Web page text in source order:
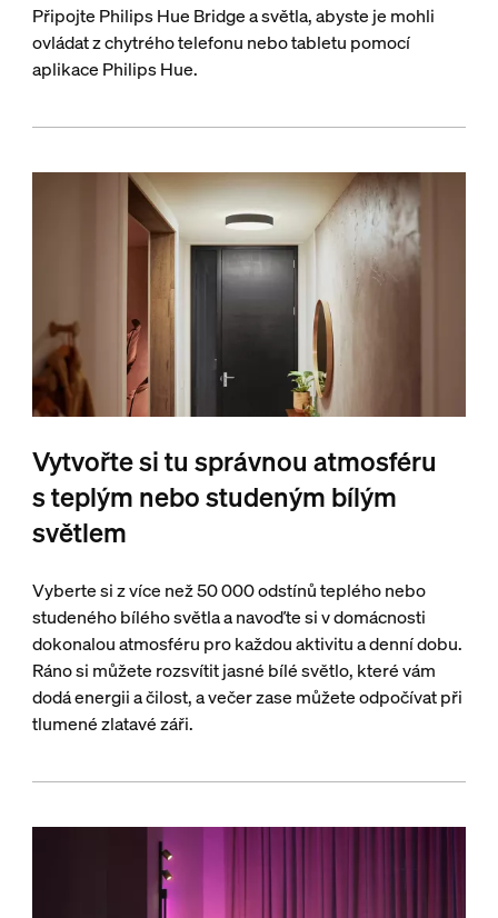
Připojte Philips Hue Bridge a světla, abyste je mohli
ovládat z chytrého telefonu nebo tabletu pomocí
aplikace Philips Hue.
Vytvořte si tu správnou atmosféru
s teplým nebo studeným bílým
světlem
Vyberte si z více než 50 000 odstínů teplého nebo
studeného bílého světla a navoďte si v domácnosti
dokonalou atmosféru pro každou aktivitu a denní dobu.
Ráno si můžete rozsvítit jasné bílé světlo, které vám
dodá energii a čilost, a večer zase můžete odpočívat při
tlumené zlatavé záři.